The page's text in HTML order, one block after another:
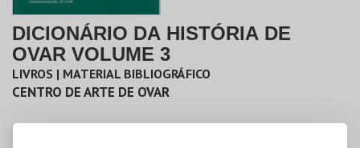
DICIONÁRIO DA HISTÓRIA DE
OVAR VOLUME 3
LIVROS | MATERIAL BIBLIOGRÁFICO
CENTRO DE ARTE DE OVAR